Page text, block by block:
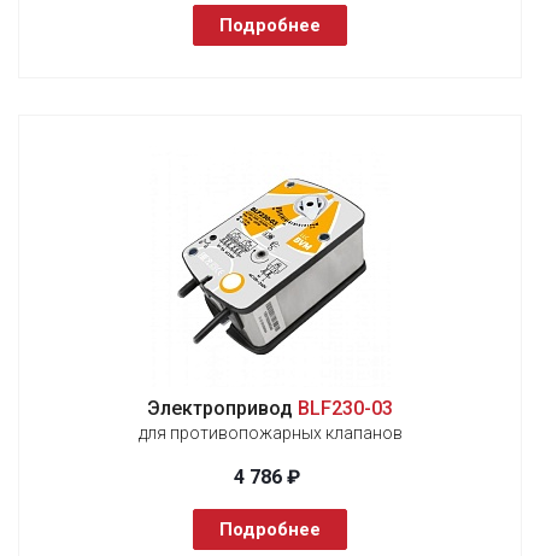
Подробнее
Электропривод BLF230-03
для противопожарных клапанов
4 786 ₽
Подробнее